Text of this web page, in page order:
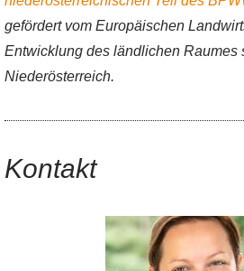
gefördert vom Europäischen
Entwicklung des ländlichen Raumes
Niederösterreich.
Kontakt